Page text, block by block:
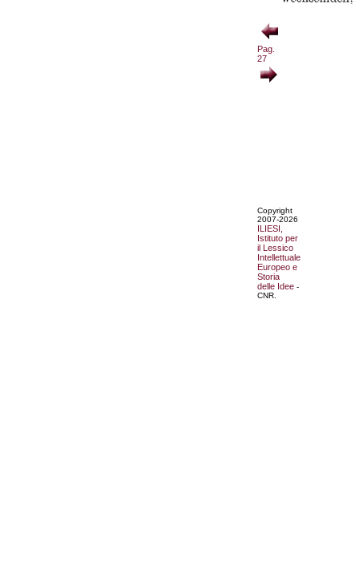
Pag.
27
Copyright
2007-2026
ILIESI,
Istituto per
il Lessico
Intellettuale
Europeo e
Storia
delle Idee -
CNR.